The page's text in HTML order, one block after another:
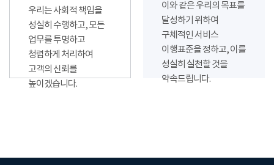
우리는 사회적 책임을
성실히 수행하고, 모든
업무를 투명하고
청렴하게 처리하여
고객의 신뢰를
높이겠습니다.
이와 같은 우리의 목표를
달성하기 위하여
구체적인 서비스
이행표준을 정하고, 이를
성실히 실천할 것을
약속드립니다.